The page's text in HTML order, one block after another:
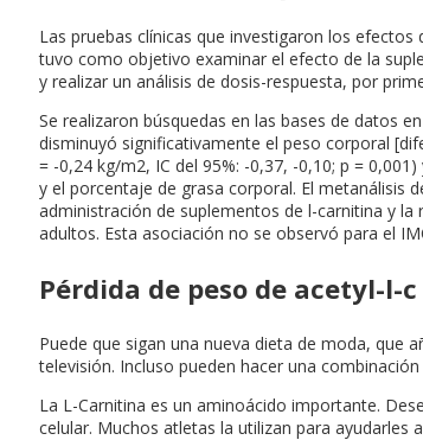
Las pruebas clínicas que investigaron los
tuvo como objetivo examinar el efecto de la
y realizar un análisis de dosis-respuesta, por
Se realizaron búsquedas en las bases de datos
disminuyó significativamente el peso corporal
= -0,24 kg/m2, IC del 95%: -0,37, -0,10; p =
y el porcentaje de grasa corporal. El metanálisis
administración de suplementos de l-carnitina y
adultos. Esta asociación no se observó para el
Pérdida de peso de acetyl-l-c
Puede que sigan una nueva dieta de moda, que
televisión. Incluso pueden hacer una
La L-Carnitina es un aminoácido importante.
celular. Muchos atletas la utilizan para